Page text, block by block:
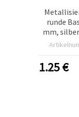
runde
mm,
1.25€